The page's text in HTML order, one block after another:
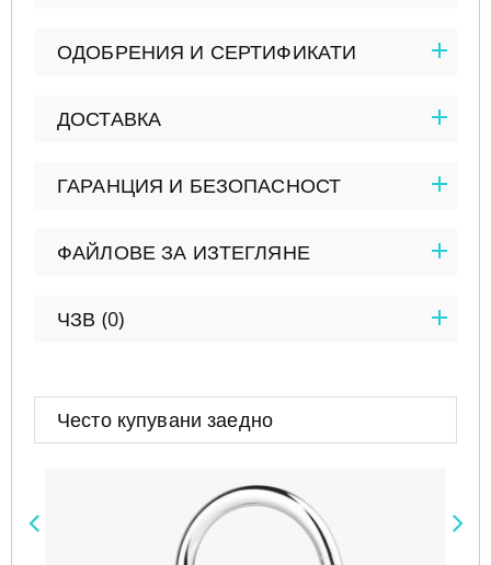
Често купувани заедно
Предишен
ОДОБРЕНИЯ И СЕРТИФИКАТИ
ДОСТАВКА
ГАРАНЦИЯ И БЕЗОПАСНОСТ
ФАЙЛОВЕ ЗА ИЗТЕГЛЯНЕ
ЧЗВ (0)